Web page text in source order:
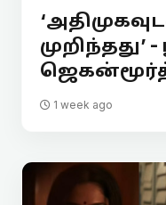
முறிந்தது’
1 week ago